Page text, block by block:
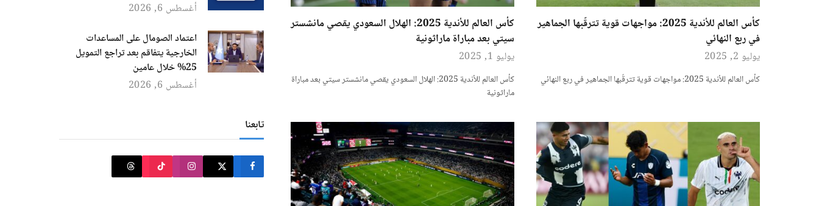
كأس العالم للأندية 2025: مواجهات قوية تترقّبها الجماهير
في ربع النهائي
يوليو 2, 2025
كأس العالم للأندية 2025: مواجهات قوية تترقّبها الجماهير في ربع النهائي
كأس العالم للأندية 2025: الهلال السعودي يقصي مانشستر
سيتي بعد مباراة ماراثونية
يوليو 1, 2025
كأس العالم للأندية 2025: الهلال السعودي يقصي مانشستر سيتي بعد مباراة
ماراثونية
أغسطس 6, 2026
اعتماد الصومال على المساعدات
الخارجية يتفاقم بعد تراجع التمويل
25% خلال عامين
أغسطس 6, 2026
تابعنا